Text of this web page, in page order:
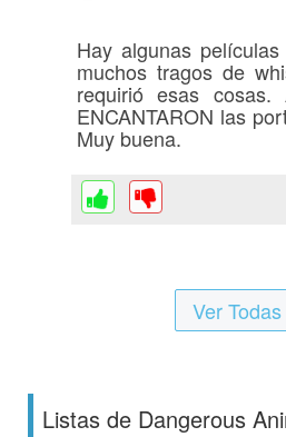
Hay algunas
muchos tragos de
requirió esas
ENCANTARON las
Muy buena.
Ver
Listas de Dangerous